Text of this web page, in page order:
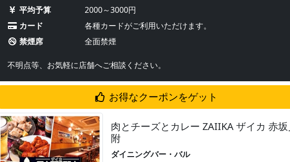
平均予算
2000～3000円
カード
各種カードがご利用いただけます。
禁煙席
全面禁煙
不明点等、お気軽に店舗へご相談ください。
お得なクーポンをゲット
肉とチーズとカレー ZAIIKA ザイカ 赤
附
ダイニングバー・バル